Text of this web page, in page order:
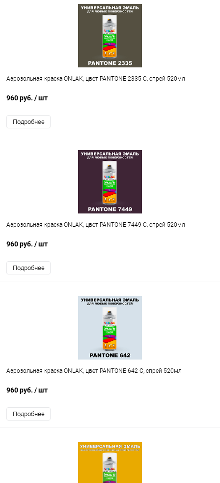
Аэрозольная краска ONLAK, цвет PANTONE 2335 C, спрей 520мл
960 руб. / шт
Подробнее
Аэрозольная краска ONLAK, цвет PANTONE 7449 C, спрей 520мл
960 руб. / шт
Подробнее
Аэрозольная краска ONLAK, цвет PANTONE 642 C, спрей 520мл
960 руб. / шт
Подробнее